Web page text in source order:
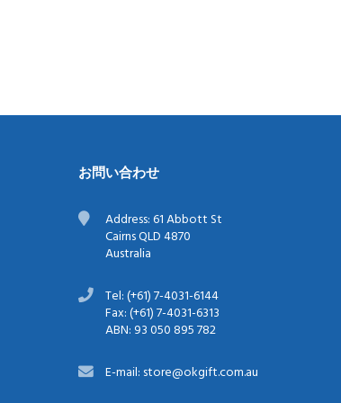
お問い合わせ
Address: 61 Abbott St
Cairns QLD 4870
Australia
Tel: (+61) 7-4031-6144
Fax: (+61) 7-4031-6313
ABN: 93 050 895 782
E-mail: store@okgift.com.au